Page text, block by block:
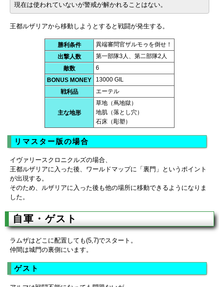
現在は使われていないが警戒が解かれることはない。
王都ルザリアから移動しようとすると戦闘が発生する。
勝利条件
異端審問官ザルモゥを倒せ！
出撃人数
第一部隊3人、第二部隊2人
敵数
6
BONUS MONEY
13000 GIL
戦利品
エーテル
主な地形
草地（蔦地獄）
地肌（落とし穴）
石床（彫塑）
リマスター版の場合
イヴァリースクロニクルズの場合、
王都ルザリアに入った後、ワールドマップに「裏門」というポイント
が出現する。
そのため、ルザリアに入った後も他の場所に移動できるようになりま
した。
自軍・ゲスト
ラムザはどこに配置しても(5,7)でスタート。
仲間は城門の裏側にいます。
ゲスト